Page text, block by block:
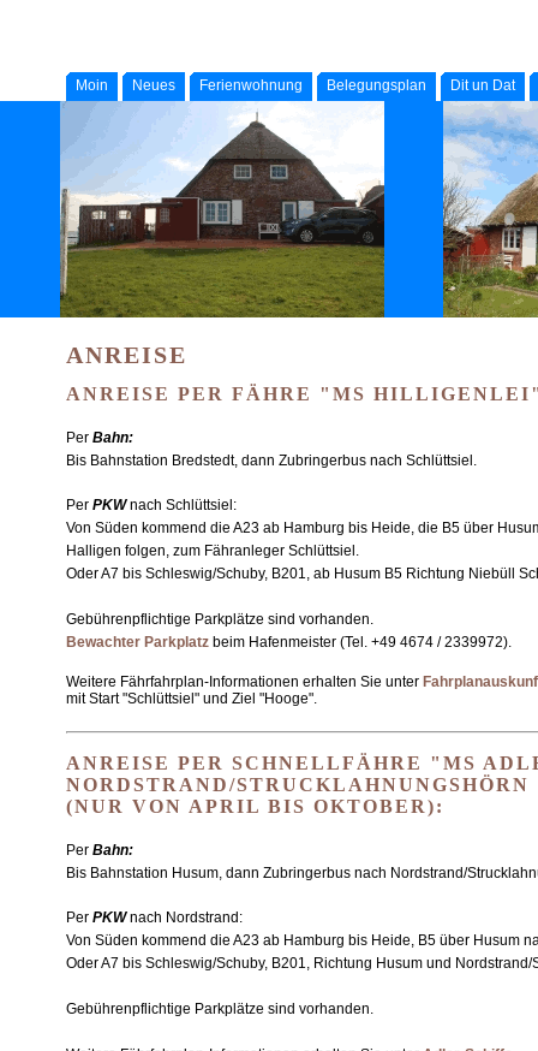
Moin Neues Ferienwohnung Belegungsplan Dit un Dat
ANREISE
ANREISE PER FÄHRE "MS
Per Bahn:
Bis Bahnstation Bredstedt, dann Zubringerbus nach Schlüttsiel.
Per PKWnach Schlüttsiel:
Von Süden kommend die A23 ab Hamburg bis Heide, die B5 über
Halligen folgen, zum Fähranleger Schlüttsiel.
Oder A7 bis Schleswig/Schuby, B201, ab Husum B5 Richtung Niebüll
Gebührenpflichtige Parkplätze sind vorhanden.
Bewachter Parkplatz beim Hafenmeister (Tel. +49 4674 / 2339972).
Weitere Fährfahrplan-Informationen erhalten Sie unter
mit Start "Schlüttsiel" und Ziel "Hooge".
ANREISE PER SCHNELLFÄHRE "MS
NORDSTRAND/STRUCKLAHNUNGSHÖRN
(NUR VON APRIL BIS OKTOBER):
Per Bahn:
Bis Bahnstation Husum, dann Zubringerbus nach Nordstrand/
Per PKWnach Nordstrand:
Von Süden kommend die A23 ab Hamburg bis Heide, B5 über Husum
Oder A7 bis Schleswig/Schuby, B201, Richtung Husum und
Gebührenpflichtige Parkplätze sind vorhanden.